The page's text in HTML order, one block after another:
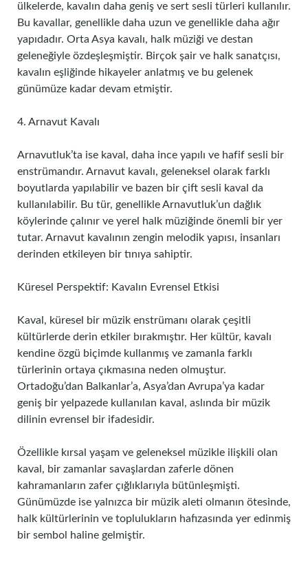
ülkelerde, kavalın daha geniş ve sert sesli türleri kullanılır.
Bu kavallar, genellikle daha uzun ve genellikle daha ağır
yapıdadır. Orta Asya kavalı, halk müziği ve destan
geleneğiyle özdeşleşmiştir. Birçok şair ve halk sanatçısı,
kavalın eşliğinde hikayeler anlatmış ve bu gelenek
günümüze kadar devam etmiştir.
4. Arnavut Kavalı
Arnavutluk’ta ise kaval, daha ince yapılı ve hafif sesli bir
enstrümandır. Arnavut kavalı, geleneksel olarak farklı
boyutlarda yapılabilir ve bazen bir çift sesli kaval da
kullanılabilir. Bu tür, genellikle Arnavutluk’un dağlık
köylerinde çalınır ve yerel halk müziğinde önemli bir yer
tutar. Arnavut kavalının zengin melodik yapısı, insanları
derinden etkileyen bir tınıya sahiptir.
Küresel Perspektif: Kavalın Evrensel Etkisi
Kaval, küresel bir müzik enstrümanı olarak çeşitli
kültürlerde derin etkiler bırakmıştır. Her kültür, kavalı
kendine özgü biçimde kullanmış ve zamanla farklı
türlerinin ortaya çıkmasına neden olmuştur.
Ortadoğu’dan Balkanlar’a, Asya’dan Avrupa’ya kadar
geniş bir yelpazede kullanılan kaval, aslında bir müzik
dilinin evrensel bir ifadesidir.
Özellikle kırsal yaşam ve geleneksel müzikle ilişkili olan
kaval, bir zamanlar savaşlardan zaferle dönen
kahramanların zafer çığlıklarıyla bütünleşmişti.
Günümüzde ise yalnızca bir müzik aleti olmanın ötesinde,
halk kültürlerinin ve toplulukların hafızasında yer edinmiş
bir sembol haline gelmiştir.